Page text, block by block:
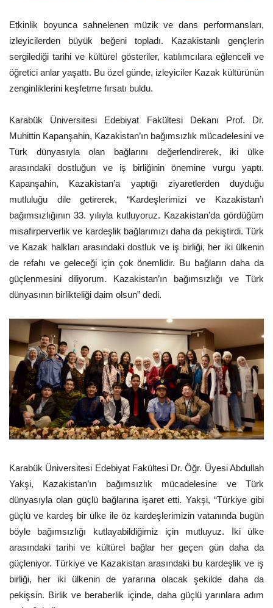
Etkinlik boyunca sahnelenen müzik ve dans performansları,
izleyicilerden büyük beğeni topladı. Kazakistanlı gençlerin
sergilediği tarihi ve kültürel gösteriler, katılımcılara eğlenceli ve
öğretici anlar yaşattı. Bu özel günde, izleyiciler Kazak kültürünün
zenginliklerini keşfetme fırsatı buldu.
Karabük Üniversitesi Edebiyat Fakültesi Dekanı Prof. Dr.
Muhittin Kapanşahin, Kazakistan’ın bağımsızlık mücadelesini ve
Türk dünyasıyla olan bağlarını değerlendirerek, iki ülke
arasındaki dostluğun ve iş birliğinin önemine vurgu yaptı.
Kapanşahin, Kazakistan’a yaptığı ziyaretlerden duyduğu
mutluluğu dile getirerek, “Kardeşlerimizi ve Kazakistan’ı
bağımsızlığının 33. yılıyla kutluyoruz. Kazakistan’da gördüğüm
misafirperverlik ve kardeşlik bağlarımızı daha da pekiştirdi. Türk
ve Kazak halkları arasındaki dostluk ve iş birliği, her iki ülkenin
de refahı ve geleceği için çok önemlidir. Bu bağların daha da
güçlenmesini diliyorum. Kazakistan’ın bağımsızlığı ve Türk
dünyasının birlikteliği daim olsun” dedi.
Karabük Üniversitesi Edebiyat Fakültesi Dr. Öğr. Üyesi Abdullah
Yakşi, Kazakistan’ın bağımsızlık mücadelesine ve Türk
dünyasıyla olan güçlü bağlarına işaret etti. Yakşi, “Türkiye gibi
güçlü ve kardeş bir ülke ile öz kardeşlerimizin vatanında bugün
böyle bağımsızlığı kutlayabildiğimiz için mutluyuz. İki ülke
arasındaki tarihi ve kültürel bağlar her geçen gün daha da
güçleniyor. Türkiye ve Kazakistan arasındaki bu kardeşlik ve iş
birliği, her iki ülkenin de yararına olacak şekilde daha da
pekişsin. Birlik ve beraberlik içinde, daha güçlü yarınlara adım